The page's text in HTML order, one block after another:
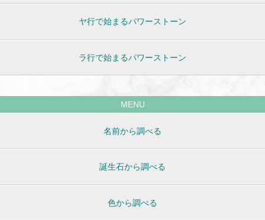
ヤ行で始まるパワーストーン
ラ行で始まるパワーストーン
MENU
名前から調べる
誕生石から調べる
色から調べる